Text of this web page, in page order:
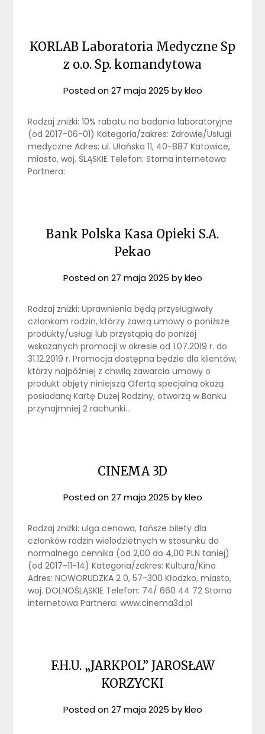
KORLAB Laboratoria Medyczne Sp
z o.o. Sp. komandytowa
Posted on27 maja 2025 bykleo
Rodzaj zniżki: 10% rabatu na badania laboratoryjne
(od 2017-06-01) Kategoria/zakres: Zdrowie/Usługi
medyczne Adres: ul. Ułańska 11, 40-887 Katowice,
miasto, woj. ŚLĄSKIE Telefon: Storna internetowa
Partnera:
Bank Polska Kasa Opieki S.A.
Pekao
Posted on27 maja 2025 bykleo
Rodzaj zniżki: Uprawnienia będą przysługiwały
członkom rodzin, którzy zawrą umowy o poniższe
produkty/usługi lub przystąpią do poniżej
wskazanych promocji w okresie od 1.07.2019 r. do
31.12.2019 r. Promocja dostępna będzie dla klientów,
którzy najpóźniej z chwilą zawarcia umowy o
produkt objęty niniejszą Ofertą specjalną okażą
posiadaną Kartę Dużej Rodziny, otworzą w Banku
przynajmniej 2 rachunki…
CINEMA 3D
Posted on27 maja 2025 bykleo
Rodzaj zniżki: ulga cenowa, tańsze bilety dla
członków rodzin wielodzietnych w stosunku do
normalnego cennika (od 2,00 do 4,00 PLN taniej)
(od 2017-11-14) Kategoria/zakres: Kultura/Kino
Adres: NOWORUDZKA 2 0, 57-300 Kłodzko, miasto,
woj. DOLNOŚLĄSKIE Telefon: 74/ 660 44 72 Storna
internetowa Partnera: www.cinema3d.pl
F.H.U. „JARKPOL” JAROSŁAW
KORZYCKI
Posted on27 maja 2025 bykleo